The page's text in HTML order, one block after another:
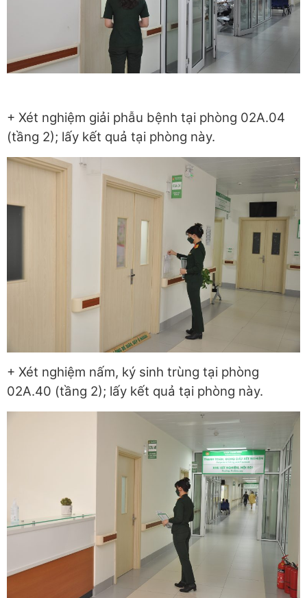
+ Xét nghiệm giải phẫu bệnh tại phòng 02A.04
(tầng 2); lấy kết quả tại phòng này.
+ Xét nghiệm nấm, ký sinh trùng tại phòng
02A.40 (tầng 2); lấy kết quả tại phòng này.